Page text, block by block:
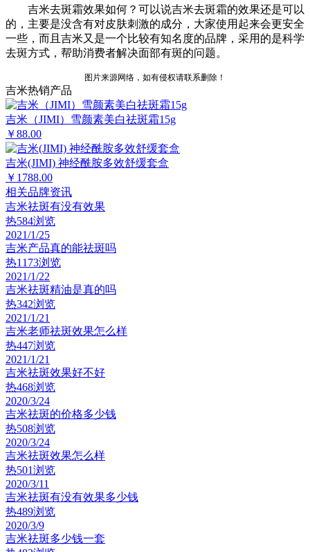
吉米去斑霜效果如何？可以说吉米去斑霜的效果还是可以
的，主要是没含有对皮肤刺激的成分，大家使用起来会更安全
一些，而且吉米又是一个比较有知名度的品牌，采用的是科学
去斑方式，帮助消费者解决面部有斑的问题。
图片来源网络，如有侵权请联系删除！
吉米热销产品
吉米（JIMI）雪颜素美白祛斑霜15g
￥88.00
吉米(JIMI) 神经酰胺多效舒缓套盒
￥1788.00
相关品牌资讯
吉米祛斑有没有效果
热584浏览
2021/1/25
吉米产品真的能祛斑吗
热1173浏览
2021/1/22
吉米祛斑精油是真的吗
热342浏览
2021/1/21
吉米老师祛斑效果怎么样
热447浏览
2021/1/21
吉米祛斑效果好不好
热468浏览
2020/3/24
吉米祛斑的价格多少钱
热508浏览
2020/3/24
吉米祛斑效果怎么样
热501浏览
2020/3/11
吉米祛斑有没有效果多少钱
热489浏览
2020/3/9
吉米祛斑多少钱一套